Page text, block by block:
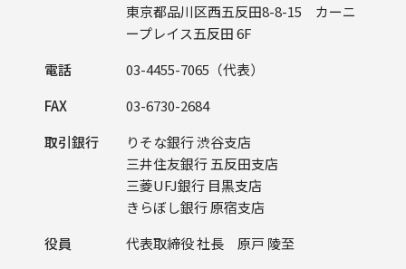
東京都品川区西五反田8-8-15 カーニ
ープレイス五反田 6F
電話
03-4455-7065（代表）
FAX
03-6730-2684
取引銀行
りそな銀行 渋谷支店
三井住友銀行 五反田支店
三菱UFJ銀行 目黒支店
きらぼし銀行 原宿支店
役員
代表取締役 社長 原戸 陵至